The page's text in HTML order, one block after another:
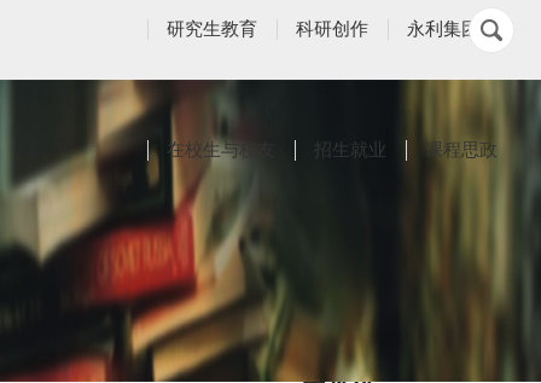
研究生教育 科研创作 永利集团
在校生与校友 招生就业 课程思政
红色作品
当前位置: 课程思政